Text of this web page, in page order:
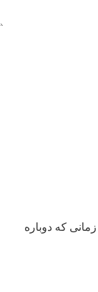
که دوباره